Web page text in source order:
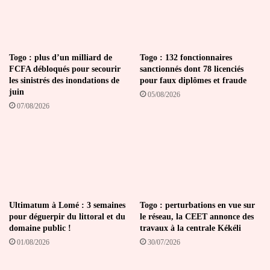
Togo : plus d’un milliard de
FCFA débloqués pour secourir
les sinistrés des inondations de
juin
07/08/2026
Togo : 132 fonctionnaires
sanctionnés dont 78 licenciés
pour faux diplômes et fraude
05/08/2026
Ultimatum à Lomé : 3 semaines
pour déguerpir du littoral et du
domaine public !
01/08/2026
Togo : perturbations en vue sur
le réseau, la CEET annonce des
travaux à la centrale Kékéli
30/07/2026